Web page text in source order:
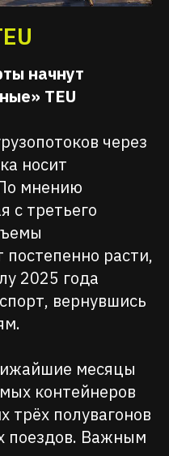
начнут
TEU
через
носит
мнению
с третьего
постепенно расти,
2025 года
вернувшись
месяцы
контейнеров
трёх полувагонов
поездов. Важным